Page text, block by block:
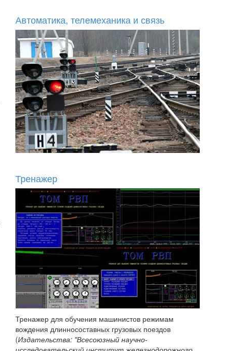
Автоматика, телемеханика и связь
Тренажер
Тренажер для обучения машинистов режимам
вождения длинносоставных грузовых поездов
(Издательства: "Всесоюзный научно-